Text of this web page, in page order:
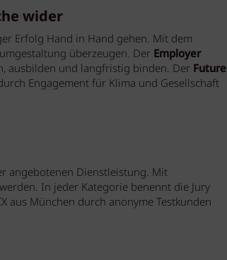
wider
Erfolg Hand in Hand gehen. Mit dem
überzeugen. Der Employer
ausbilden und langfristig binden. Der Future
Engagement für Klima und Gesellschaft
angebotenen Dienstleistung. Mit
In jeder Kategorie benennt die Jury
aus München durch anonyme Testkunden